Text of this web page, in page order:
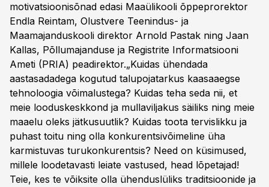
motivatsioonisõnad edasi Maaülikooli õppeprorektor
Endla Reintam, Olustvere Teenindus- ja
Maamajanduskooli direktor Arnold Pastak ning Jaan
Kallas, Põllumajanduse ja Registrite Informatsiooni
Ameti (PRIA) peadirektor.„Kuidas ühendada
aastasadadega kogutud talupojatarkus kaasaaegse
tehnoloogia võimalustega? Kuidas teha seda nii, et
meie looduskeskkond ja mullaviljakus säiliks ning meie
maaelu oleks jätkusuutlik? Kuidas toota tervislikku ja
puhast toitu ning olla konkurentsivõimeline üha
karmistuvas turukonkurentsis? Need on küsimused,
millele loodetavasti leiate vastused, head lõpetajad!
Teie, kes te võiksite olla ühenduslüliks traditsioonide ja